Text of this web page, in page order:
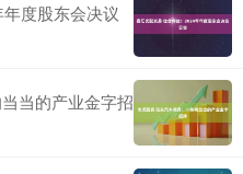
度股东会决议
当的产业金字招